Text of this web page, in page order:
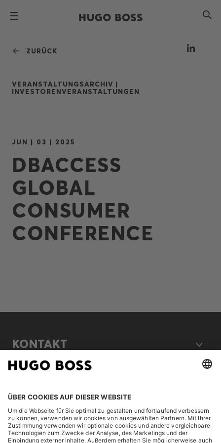
ZURÜCK
VERANSTALTUNGSARCHIV |
INVESTORENVERANSTALTUNGEN
JUN | 03 | 2025
DBACCESS
GLOBAL
CONSUMER
CONFERENCE
KONTAKT
ENTDECKEN